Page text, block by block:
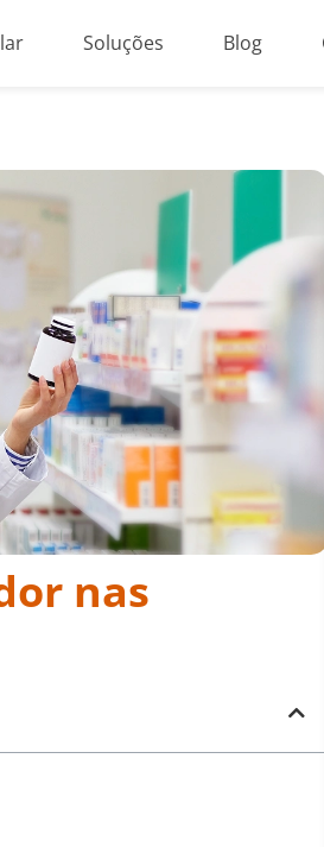
Soluções Blog
nas